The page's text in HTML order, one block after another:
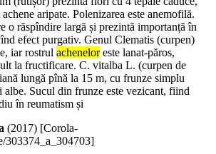
aripate. Polenizarea este anemofilă.
o răspîndire largă și prezintă importanță în
efect purgativ. Genul Clematis (curpen)
iar rostrul acheneloreste lanat-păros,
la fructificare. C. vitalba L. (curpen de
lungă pînă la 15 m, cu frunze simplu
albe. Sucul din frunze este vezicant, fiind
în reumatism și
(2017) [Corola-
303374_a_304703]